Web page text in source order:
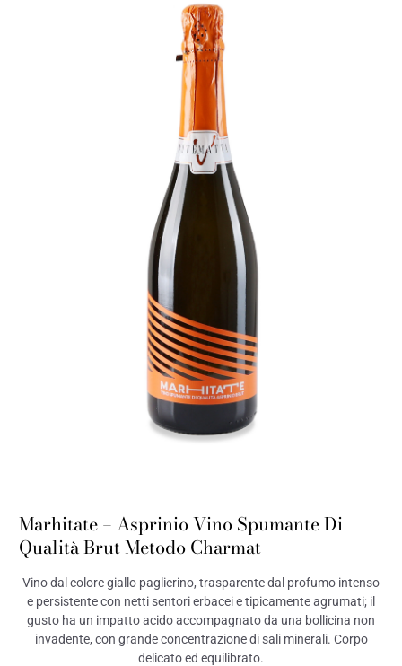
Marhitate – Asprinio Vino Spumante Di
Qualità Brut Metodo Charmat
Vino dal colore giallo paglierino, trasparente dal profumo intenso
e persistente con netti sentori erbacei e tipicamente agrumati; il
gusto ha un impatto acido accompagnato da una bollicina non
invadente, con grande concentrazione di sali minerali. Corpo
delicato ed equilibrato.